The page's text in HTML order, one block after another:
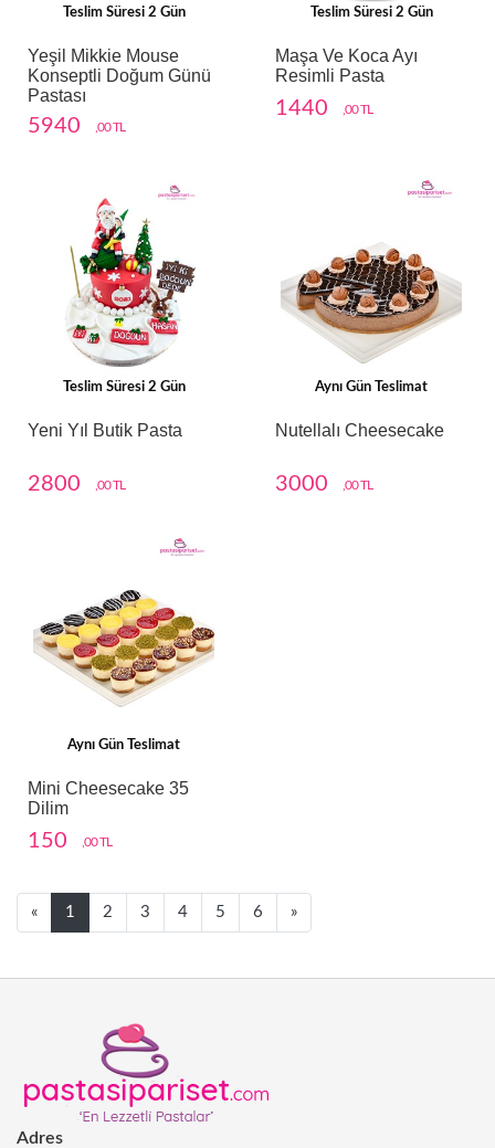
Teslim Süresi 2 Gün
Yeşil Mikkie Mouse
Konseptli Doğum Günü
Pastası
5940 ,00 TL
Teslim Süresi 2 Gün
Maşa Ve Koca Ayı
Resimli Pasta
1440 ,00 TL
Teslim Süresi 2 Gün
Yeni Yıl Butik Pasta
2800 ,00 TL
Aynı Gün Teslimat
Nutellalı Cheesecake
3000 ,00 TL
Aynı Gün Teslimat
Mini Cheesecake 35
Dilim
150 ,00 TL
«Next1 2 3 4 5 6 »Next
Adres